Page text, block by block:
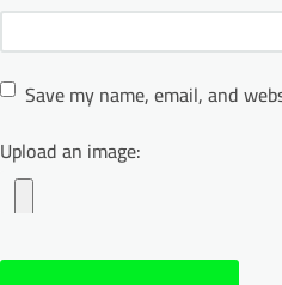
Save my name, email, and
Upload an image: